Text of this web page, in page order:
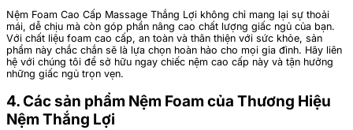
Nệm Foam Cao Cấp Massage Thắng Lợi không chỉ mang lại sự thoải
mái, dễ chịu mà còn góp phần nâng cao chất lượng giấc ngủ của bạn.
Với chất liệu foam cao cấp, an toàn và thân thiện với sức khỏe, sản
phẩm này chắc chắn sẽ là lựa chọn hoàn hảo cho mọi gia đình. Hãy liên
hệ với chúng tôi để sở hữu ngay chiếc nệm cao cấp này và tận hưởng
những giấc ngủ trọn vẹn.
4. Các sản phẩm Nệm Foam của Thương Hiệu
Nệm Thắng Lợi